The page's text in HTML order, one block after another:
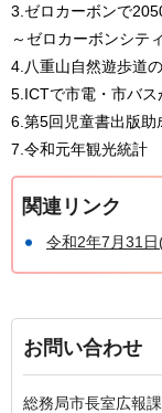
3.ゼロカーボンで
～ゼロカーボンシテ
4.八重山自然遊歩道
5.ICTで市電・市バス
6.第5回児童書出版助
7.令和元年観光統計
関連リンク
令和2年7月31
お問い合わせ
総務局市長室広報課